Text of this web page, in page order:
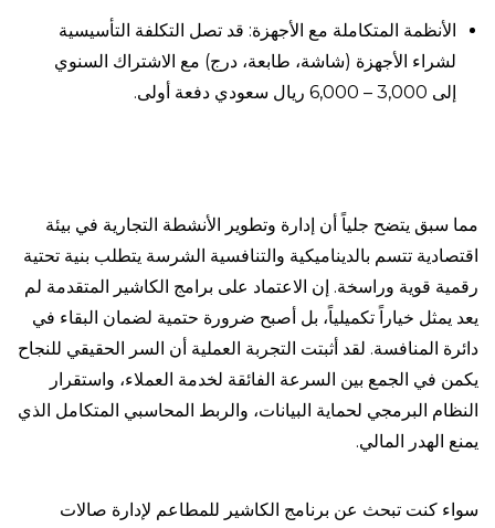
الأنظمة المتكاملة مع الأجهزة: قد تصل التكلفة التأسيسية
لشراء الأجهزة (شاشة، طابعة، درج) مع الاشتراك السنوي
إلى 3,000 – 6,000 ريال سعودي دفعة أولى.
مما سبق يتضح جلياً أن إدارة وتطوير الأنشطة التجارية في بيئة
اقتصادية تتسم بالديناميكية والتنافسية الشرسة يتطلب بنية تحتية
رقمية قوية وراسخة. إن الاعتماد على برامج الكاشير المتقدمة لم
يعد يمثل خياراً تكميلياً، بل أصبح ضرورة حتمية لضمان البقاء في
دائرة المنافسة. لقد أثبتت التجربة العملية أن السر الحقيقي للنجاح
يكمن في الجمع بين السرعة الفائقة لخدمة العملاء، واستقرار
النظام البرمجي لحماية البيانات، والربط المحاسبي المتكامل الذي
يمنع الهدر المالي.
سواء كنت تبحث عن برنامج الكاشير للمطاعم لإدارة صالات